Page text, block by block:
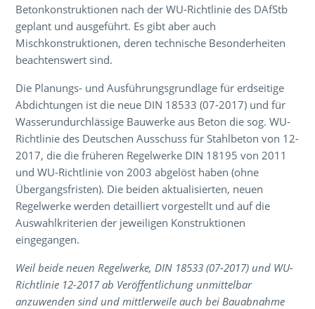
Betonkonstruktionen nach der WU-Richtlinie des DAfStb
geplant und ausgeführt. Es gibt aber auch
Mischkonstruktionen, deren technische Besonderheiten
beachtenswert sind.
Die Planungs- und Ausführungsgrundlage für erdseitige
Abdichtungen ist die neue DIN 18533 (07-2017) und für
Wasserundurchlässige Bauwerke aus Beton die sog. WU-
Richtlinie des Deutschen Ausschuss für Stahlbeton von 12-
2017, die die früheren Regelwerke DIN 18195 von 2011
und WU-Richtlinie von 2003 abgelöst haben (ohne
Übergangsfristen). Die beiden aktualisierten, neuen
Regelwerke werden detailliert vorgestellt und auf die
Auswahlkriterien der jeweiligen Konstruktionen
eingegangen.
Weil beide neuen Regelwerke, DIN 18533 (07-2017) und WU-
Richtlinie 12-2017 ab Veröffentlichung unmittelbar
anzuwenden sind und mittlerweile auch bei Bauabnahme